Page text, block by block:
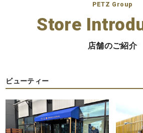
PETZ Group
Store
店舗のご紹介
ビューティー